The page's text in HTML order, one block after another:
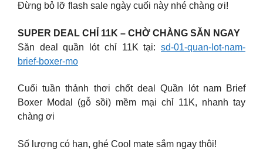
Đừng bỏ lỡ flash sale ngày cuối này nhé chàng ơi!
SUPER DEAL CHỈ 11K – CHỜ CHÀNG SĂN NGAY
Săn deal quần lót chỉ 11K tại: sd-01-quan-lot-nam-
brief-boxer-mo
Cuối tuần thảnh thơi chốt deal Quần lót nam Brief
Boxer Modal (gỗ sồi) mềm mại chỉ 11K, nhanh tay
chàng ơi
Số lượng có hạn, ghé Cool mate sắm ngay thôi!